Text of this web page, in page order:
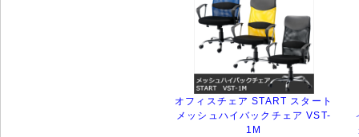
オフィスチェア START スタート
メッシュハイバックチェア VST-
1M